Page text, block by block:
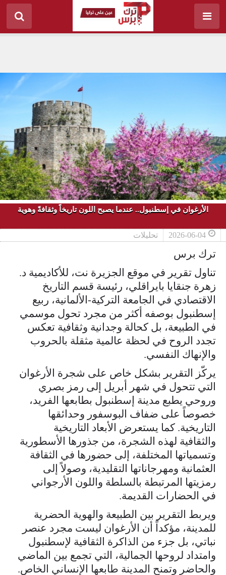
الأرغوان في إسطنبول.. عندما يصبح اللون تاريخاً وثقافةً وهوية
2026-06-04 تحليلات
ترك برس
تناول تقرير في موقع الجزيرة نت، للأكاديمية د.
زهرة جنقايا بايراقلي، رئيسة قسم التاريخ
الاقتصادي في الجامعة التركية-الألمانية، ربيع
إسطنبول بوصفه أكثر من مجرد تحول موسمي
في الطبيعة، بل كحالة وجدانية وثقافية تعكس
تجدد الروح في لحظة عالمية مثقلة بالحروب
والإنهاك النفسي.
يركّز التقرير بشكل خاص على شجرة الأرغوان
التي تتحول في شهر أبريل إلى رمز بصري
وروحي يطبع مدينة إسطنبول بطابعها الفريد،
خصوصاً على ضفاف البوسفور وحدائقها
التاريخية. كما يستعرض الأبعاد التاريخية
والثقافية لهذه الشجرة، من جذورها الأسطورية
وتسمياتها المختلفة، إلى حضورها في الثقافة
العثمانية ومهرجاناتها التقليدية، وصولاً إلى
رمزيتها المرتبطة بالسلطة واللون الأرجواني
في الحضارات القديمة.
ويربط التقرير بين الطبيعة والهوية الحضرية
للمدينة، مؤكداً أن الأرغوان ليست مجرد عنصر
نباتي، بل جزء من الذاكرة الثقافية لإسطنبول
وامتداد لروحها الجمالية، التي تجمع بين الماضي
والحاضر وتمنح المدينة طابعها الإنساني الخاص.